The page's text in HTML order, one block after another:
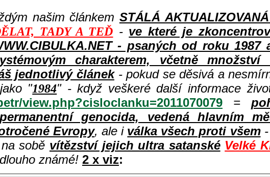
našim článkem STÁLÁ
TADY A TEĎ - ve které je
- psaných od roku
charakterem, včetně
jednotlivý článek- pokud se děsivá a
"1984" - když veškeré další informace
view.php?cisloclanku=2011070079 =
genocida, vedená hlavním
Evropy, ale i válka všech proti všem-
sobě vítězství jejich ultra satanské Velké
známé! 2 x viz: